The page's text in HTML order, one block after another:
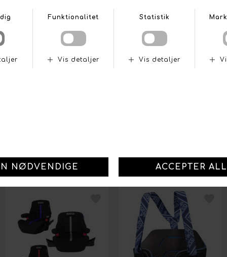
ANDRE KØBTE OGSÅ
SPARCO T-SHIRT SPARCO BABY HUE